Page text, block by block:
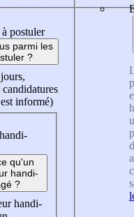
postuler
parmi les
?
informé)
qu'un
handi-
?
handi-